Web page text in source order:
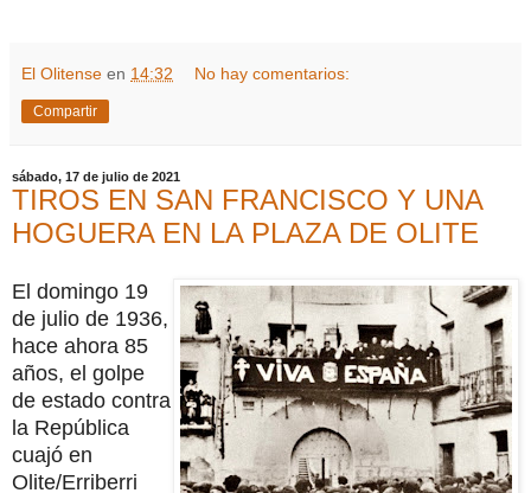
El Olitense en 14:32 No hay comentarios:
Compartir
sábado, 17 de julio de 2021
TIROS EN SAN FRANCISCO Y UNA
HOGUERA EN LA PLAZA DE OLITE
El domingo 19
de julio de 1936,
hace ahora 85
años, el golpe
de estado contra
la República
cuajó en
Olite/Erriberri